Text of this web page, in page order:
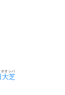
大芝
オオシバ